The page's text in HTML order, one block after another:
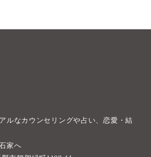
ルなカウンセリングや占い、恋愛・結
家へ